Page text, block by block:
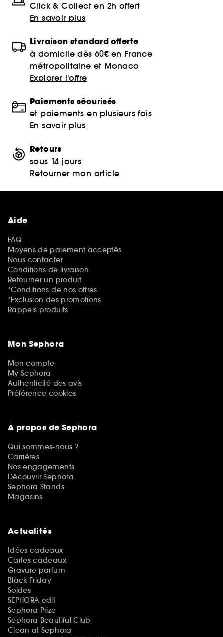
Click & Collect en 2h offert
En savoir plus
Livraison standard offerte
à domicile dès 60€ en France
métropolitaine et Monaco
Explorer l'offre
Paiements sécurisés
et paiements en plusieurs fois
En savoir plus
Retours
sous 14 jours
Retourner mon article
Aide
FAQ
Moyens de paiement acceptés
Nous contacter
Conditions de livraison
Retourner un produit
*Conditions de nos offres
*Exclusion des promotions
Rappels produits
Mon Sephora
Mon compte
My Sephora
Authenticité des avis
Préférence cookies
A propos de Sephora
Qui sommes-nous ?
Carrières
Nos engagements
Découvrir Sephora
Sephora Stands
Magasins
Actualités
Idées cadeaux
Cartes cadeaux
Gravure parfum
Black Friday
Soldes
SEPHORA edit
Sephora Prize
Sephora Beautiful Club
Clean at Sephora